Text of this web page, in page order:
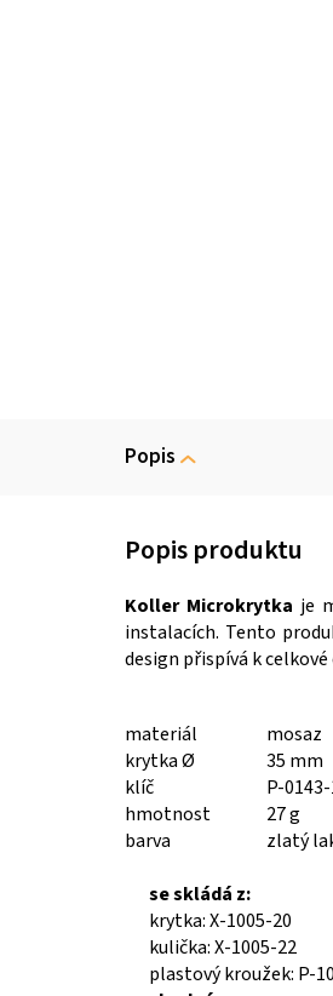
Popis
Koller Microkrytka je
instalacích. Tento
design přispívá k
materiál
mosaz
krytka Ø
35 mm
klíč
P-
hmotnost
27 g
barva
zlatý
se skládá z:
krytka: X-1005-20
kulička: X-1005-22
plastový kroužek: P-